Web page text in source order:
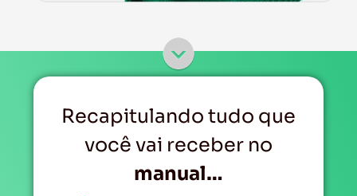
Recapitulando tudo que
você vai receber no
manual…